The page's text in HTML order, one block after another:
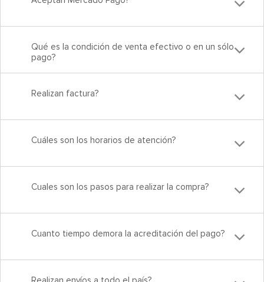
Qué es la condición de venta efectivo o en un sólo
pago?
Realizan factura?
Cuáles son los horarios de atención?
Cuales son los pasos para realizar la compra?
Cuanto tiempo demora la acreditación del pago?